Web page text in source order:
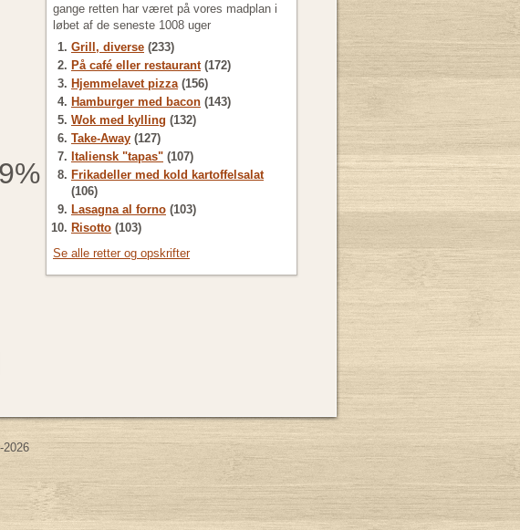
gange retten har været på vores madplan i
løbet af de seneste 1008 uger
Grill, diverse (233)
På café eller restaurant(172)
Hjemmelavet pizza(156)
Hamburger med bacon (143)
Wok med kylling (132)
Take-Away (127)
Italiensk "tapas" (107)
Frikadeller med kold kartoffelsalat
(106)
Lasagna al forno (103)
Risotto (103)
Se alle retter og opskrifter
2026